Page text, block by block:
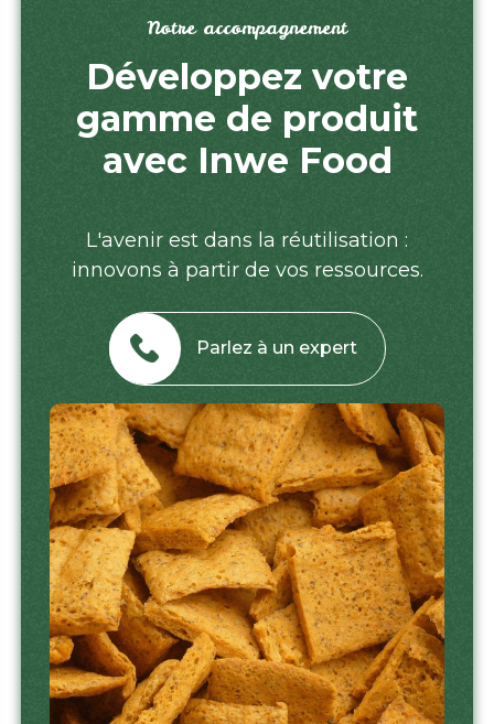
Notre accompagnement
Développez votre
gamme de produit
avec Inwe Food
L'avenir est dans la réutilisation :
innovons à partir de vos ressources.
Parlez à un expert